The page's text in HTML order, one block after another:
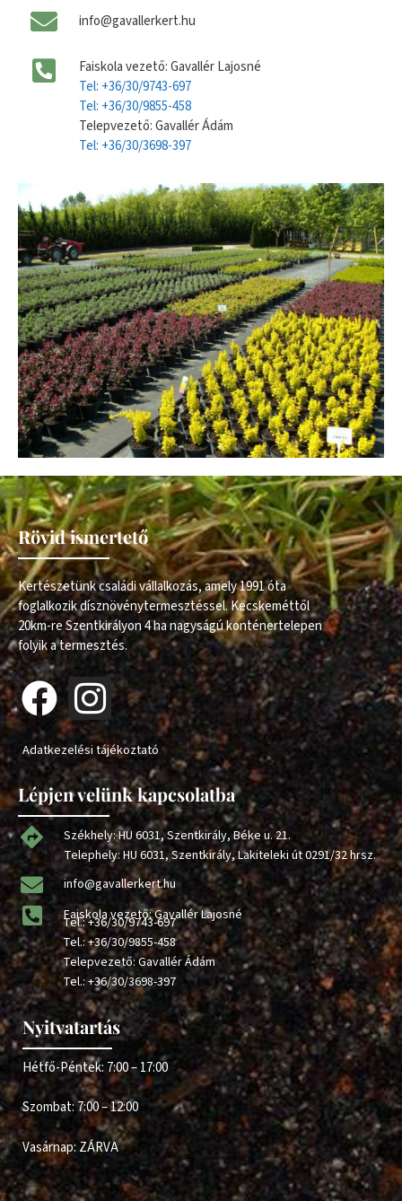
info@gavallerkert.hu
Faiskola vezető: Gavallér Lajosné
Tel: +36/30/9743-697
Tel: +36/30/9855-458
Telepvezető: Gavallér Ádám
Tel: +36/30/3698-397
Rövid ismertető
Kertészetünk családi vállalkozás, amely 1991 óta
foglalkozik dísznövénytermesztéssel. Kecskeméttől
20km-re Szentkirályon 4 ha nagyságú konténertelepen
folyik a termesztés.
Adatkezelési tájékoztató
Lépjen velünk kapcsolatba
Székhely: HU 6031, Szentkirály, Béke u. 21.
Telephely: HU 6031, Szentkirály, Lakiteleki út 0291/32 hrsz.
info@gavallerkert.hu
Faiskola vezető: Gavallér Lajosné
Tel.:+36/30/9743-697
Tel.:+36/30/9855-458
Telepvezető: Gavallér Ádám
Tel.:+36/30/3698-397
Nyitvatartás
Hétfő-Péntek: 7:00 – 17:00
Szombat: 7:00 – 12:00
Vasárnap: ZÁRVA